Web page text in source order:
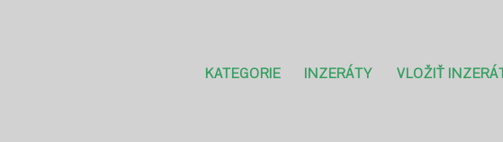
KATEGORIE INZERÁTY VLOŽIŤ